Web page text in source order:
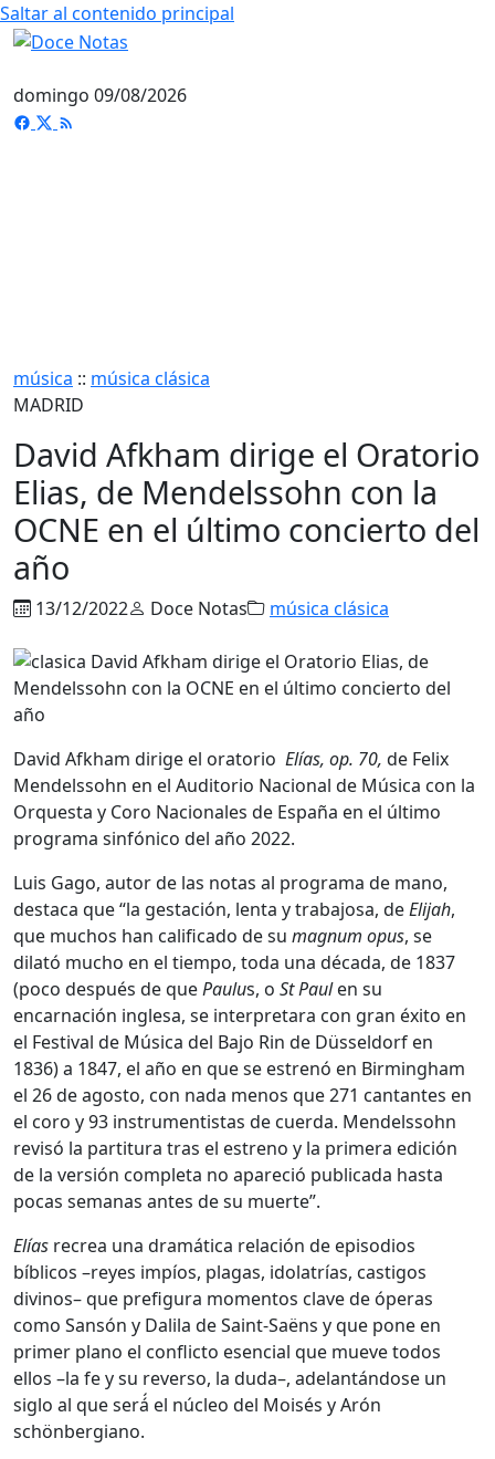
Saltar al contenido principal
domingo 09/08/2026
música :: música clásica
MADRID
David Afkham dirige el Oratorio
Elias, de Mendelssohn con la
OCNE en el último concierto del
año
13/12/2022 Doce Notas música clásica
David Afkham dirige el oratorio Elías, op. 70, de Felix
Mendelssohn en el Auditorio Nacional de Música con la
Orquesta y Coro Nacionales de España en el último
programa sinfónico del año 2022.
Luis Gago, autor de las notas al programa de mano,
destaca que “la gestación, lenta y trabajosa, deElijah,
que muchos han calificado de su magnum opus, se
dilató mucho en el tiempo, toda una década, de 1837
(poco después de quePaulus, o St Paulen su
encarnación inglesa, se interpretara con gran éxito en
el Festival de Música del Bajo Rin de Düsseldorf en
1836) a 1847, el año en que se estrenó en Birmingham
el 26 de agosto, con nada menos que 271 cantantes en
el coro y 93 instrumentistas de cuerda. Mendelssohn
revisó la partitura tras el estreno y la primera edición
de la versión completa no apareció publicada hasta
pocas semanas antes de su muerte”.
Elías recrea una dramática relación de episodios
bíblicos –reyes impíos, plagas, idolatrías, castigos
divinos– que prefigura momentos clave de óperas
como Sansón y Dalila de Saint-Saëns y que pone en
primer plano el conflicto esencial que mueve todos
ellos –la fe y su reverso, la duda–, adelantándose un
siglo al que será́ el núcleo del Moisés y Arón
schönbergiano.